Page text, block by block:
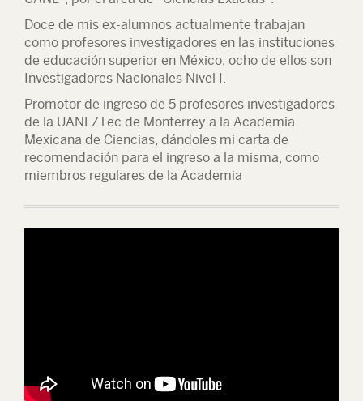
Doce de mis ex-alumnos actualmente trabajan
como profesores investigadores en las instituciones
de educación superior en México; ocho de ellos son
Investigadores Nacionales Nivel I.
Promotor de ingreso de 5 profesores investigadores
de la UANL/Tec de Monterrey a la Academia
Mexicana de Ciencias, dándoles mi carta de
recomendación para el ingreso a la misma, como
miembros regulares de la Academia